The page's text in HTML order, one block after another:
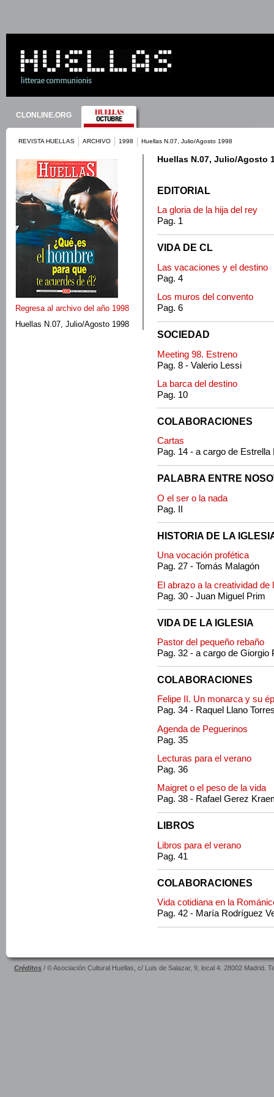
CLONLINE.ORG
REVISTA HUELLAS ARCHIVO 1998 Huellas N.07, Julio/Agosto 1998
Regresa al archivo del año 1998
Huellas N.07, Julio/Agosto 1998
Huellas N.07, Julio/Agosto
EDITORIAL
La gloria de la hija del rey
Pag. 1
VIDA DE CL
Las vacaciones y el destino
Pag. 4
Los muros del convento
Pag. 6
SOCIEDAD
Meeting 98. Estreno
Pag. 8 - Valerio Lessi
La barca del destino
Pag. 10
COLABORACIONES
Cartas
Pag. 14 - a cargo de Estrella
PALABRA ENTRE
O el ser o la nada
Pag. II
HISTORIA DE LA
Una vocación profética
Pag. 27 - Tomás Malagón
El abrazo a la creatividad de
Pag. 30 - Juan Miguel Prim
VIDA DE LA IGLESIA
Pastor del pequeño rebaño
Pag. 32 - a cargo de Giorgio
COLABORACIONES
Felipe II. Un monarca y su
Pag. 34 - Raquel Llano
Agenda de Peguerinos
Pag. 35
Lecturas para el verano
Pag. 36
Maigret o el peso de la vida
Pag. 38 - Rafael Gerez
LIBROS
Libros para el verano
Pag. 41
COLABORACIONES
Vida cotidiana en la
Pag. 42 - María Rodríguez
Créditos / © Asociación Cultural Huellas, c/ Luis de Salazar, 9, local 4. 28002 Madrid.